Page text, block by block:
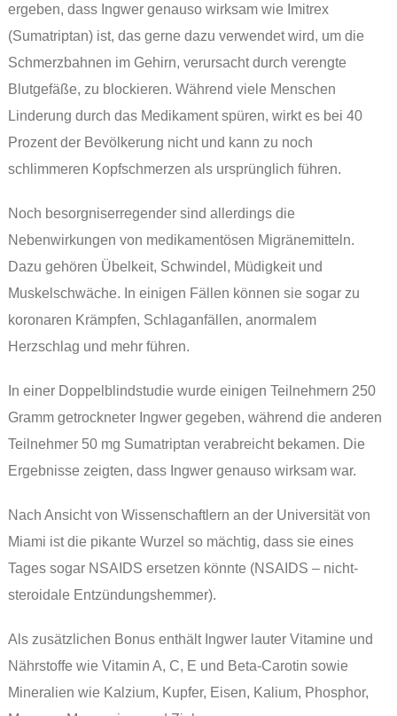
ergeben, dass Ingwer genauso wirksam wie Imitrex
(Sumatriptan) ist, das gerne dazu verwendet wird, um die
Schmerzbahnen im Gehirn, verursacht durch verengte
Blutgefäße, zu blockieren. Während viele Menschen
Linderung durch das Medikament spüren, wirkt es bei 40
Prozent der Bevölkerung nicht und kann zu noch
schlimmeren Kopfschmerzen als ursprünglich führen.
Noch besorgniserregender sind allerdings die
Nebenwirkungen von medikamentösen Migränemitteln.
Dazu gehören Übelkeit, Schwindel, Müdigkeit und
Muskelschwäche. In einigen Fällen können sie sogar zu
koronaren Krämpfen, Schlaganfällen, anormalem
Herzschlag und mehr führen.
In einer Doppelblindstudie wurde einigen Teilnehmern 250
Gramm getrockneter Ingwer gegeben, während die anderen
Teilnehmer 50 mg Sumatriptan verabreicht bekamen. Die
Ergebnisse zeigten, dass Ingwer genauso wirksam war.
Nach Ansicht von Wissenschaftlern an der Universität von
Miami ist die pikante Wurzel so mächtig, dass sie eines
Tages sogar NSAIDS ersetzen könnte (NSAIDS – nicht-
steroidale Entzündungshemmer).
Als zusätzlichen Bonus enthält Ingwer lauter Vitamine und
Nährstoffe wie Vitamin A, C, E und Beta-Carotin sowie
Mineralien wie Kalzium, Kupfer, Eisen, Kalium, Phosphor,